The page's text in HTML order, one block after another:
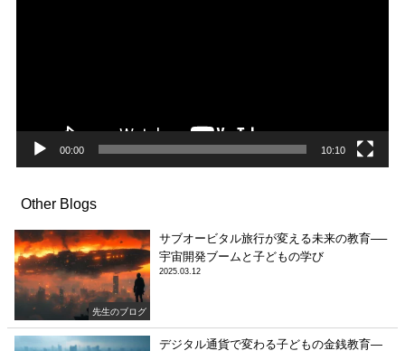
00:00 10:10
Other Blogs
先生のブログ
サブオービタル旅行が変える未来の教育──
宇宙開発ブームと子どもの学び
2025.03.12
デジタル通貨で変わる子どもの金銭教育—